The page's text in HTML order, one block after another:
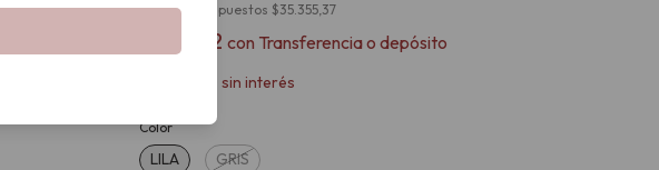
Precio sin impuestos $35.355,37
$38.502 con Transferencia o depósito
sin interés
Color
LILA GRIS